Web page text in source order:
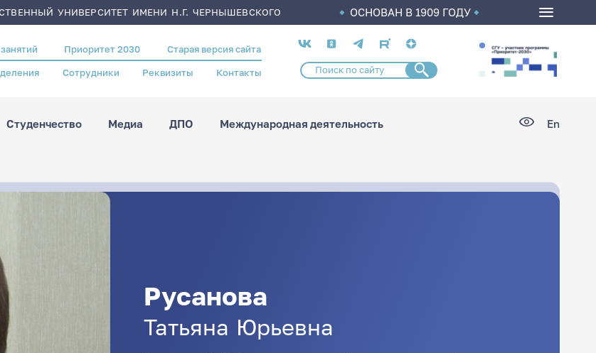
УНИВЕРСИТЕТ ИМЕНИ Н.Г. ЧЕРНЫШЕВСКОГО ОСНОВАН В 1909 ГОДУ
Приоритет 2030 Старая версия сайта
Сотрудники Реквизиты Контакты
Социальные
сети
Студенчество Медиа ДПО Международная деятельность En
Русанова
Татьяна Юрьевна